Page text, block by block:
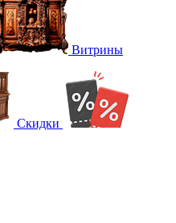
Витрины
Скидки